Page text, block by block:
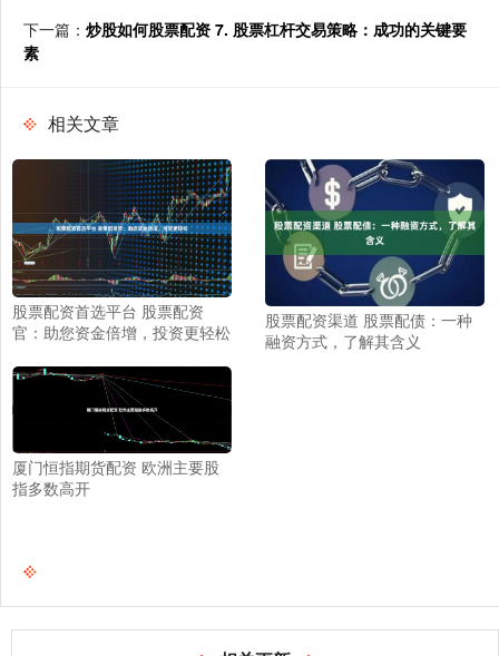
下一篇： 炒股如何股票配资 7. 股票杠杆交易策略：成功的关键要
素
相关文章
股票配资首选平台 股票配资
官：助您资金倍增，投资更轻松
股票配资渠道 股票配债：一种
融资方式，了解其含义
厦门恒指期货配资 欧洲主要股
指多数高开